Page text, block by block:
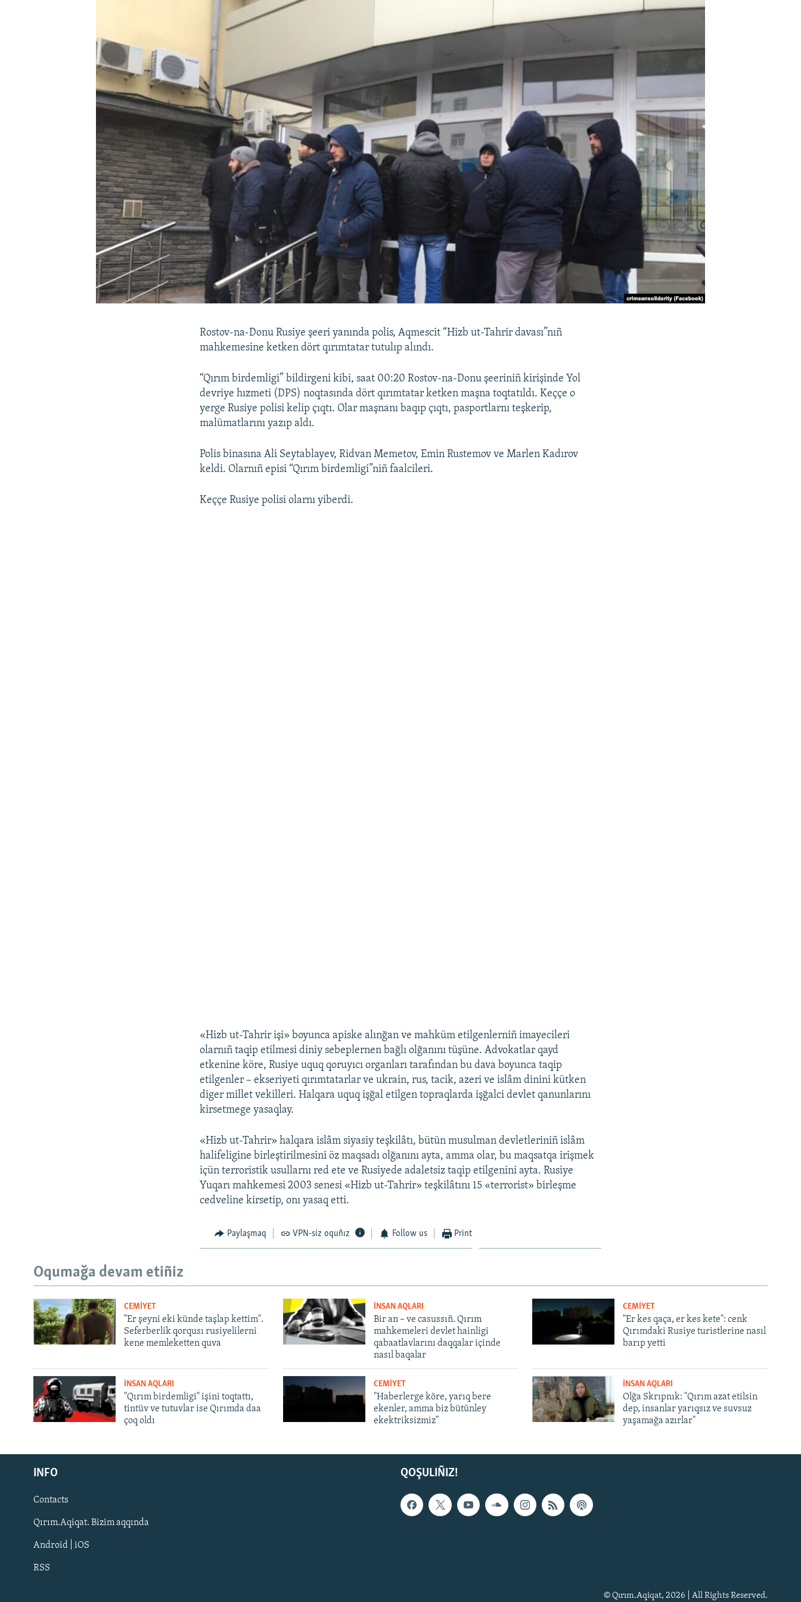
Русский
Українською
QOŞULIÑIZ!
Rostov-na-Donu Rusiye şeeri yanında polis, Aqmescit “Hizb ut-Tahrir davası”nıñ
mahkemesine ketken dört qırımtatar tutulıp alındı.
“Qırım birdemligi” bildirgeni kibi, saat 00:20 Rostov-na-Donu şeeriniñ kirişinde Yol
devriye hızmeti (DPS) noqtasında dört qırımtatar ketken maşna toqtatıldı. Keççe o
yerge Rusiye polisi kelip çıqtı. Olar maşnanı baqıp çıqtı, pasportlarnı teşkerip,
malümatlarını yazıp aldı.
Polis binasına Ali Seytablayev, Ridvan Memetov, Emin Rustemov ve Marlen Kadırov
keldi. Olarnıñ episi “Qırım birdemligi”niñ faalcileri.
Keççe Rusiye polisi olarnı yiberdi.
«Hizb ut-Tahrir işi» boyunca apiske alınğan ve mahküm etilgenlerniñ imayecileri
olarnıñ taqip etilmesi diniy sebeplernen bağlı olğanını tüşüne. Advokatlar qayd
etkenine köre, Rusiye uquq qoruyıcı organları tarafından bu dava boyunca taqip
etilgenler – ekseriyeti qırımtatarlar ve ukrain, rus, tacik, azeri ve islâm dinini kütken
diger millet vekilleri. Halqara uquq işğal etilgen topraqlarda işğalci devlet qanunlarını
kirsetmege yasaqlay.
«Hizb ut-Tahrir» halqara islâm siyasiy teşkilâtı, bütün musulman devletleriniñ islâm
halifeligine birleştirilmesini öz maqsadı olğanını ayta, amma olar, bu maqsatqa irişmek
içün terroristik usullarnı red ete ve Rusiyede adaletsiz taqip etilgenini ayta. Rusiye
Yuqarı mahkemesi 2003 senesi «Hizb ut-Tahrir» teşkilâtını 15 «terrorist» birleşme
cedveline kirsetip, onı yasaq etti.
Paylaşmaq VPN-siz oquñız Follow us Print
Oqumağa devam etiñiz
CEMİYET
"Er şeyni eki künde taşlap kettim".
Seferberlik qorqusı rusiyelilerni
kene memleketten quva
İNSAN AQLARI
Bir an – ve casussıñ. Qırım
mahkemeleri devlet hainligi
qabaatlavlarını daqqalar içinde
nasıl baqalar
CEMİYET
"Er kes qaça, er kes kete": cenk
Qırımdaki Rusiye turistlerine nasıl
barıp yetti
İNSAN AQLARI
"Qırım birdemligi" işini toqtattı,
tintüv ve tutuvlar ise Qırımda daa
çoq oldı
CEMİYET
"Haberlerge köre, yarıq bere
ekenler, amma biz bütünley
ekektriksizmiz"
İNSAN AQLARI
Olğa Skrıpnık: "Qırım azat etilsin
dep, insanlar yarıqsız ve suvsuz
yaşamağa azırlar"
QOŞULIÑIZ!
INFO
Contacts
Qırım.Aqiqat. Bizim aqqında
Android | iOS
RSS
© Qırım.Aqiqat, 2026 | All Rights Reserved.